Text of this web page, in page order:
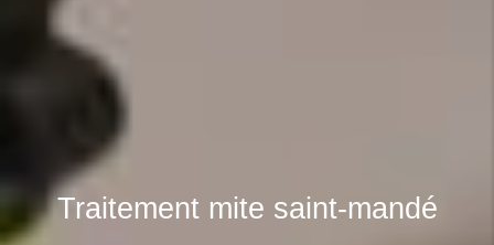
Traitement mite saint-mandé